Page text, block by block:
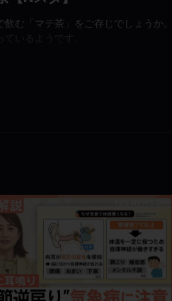
む「マテ茶」をご存じでしょうか。
いるようです。
TBS NEWS DIG Powered by JNN
患者1000万人超「気象病」に注意【Nスタ】